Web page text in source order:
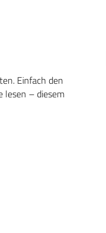
Einfach den
lesen – diesem